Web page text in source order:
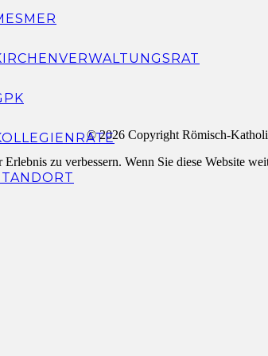
© 2026 Copyright Römisch-
zu verbessern. Wenn Sie diese Website